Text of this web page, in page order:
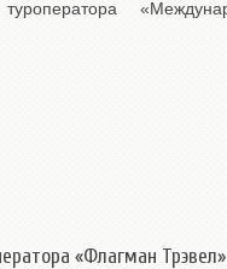
«Флагман Трэвел»